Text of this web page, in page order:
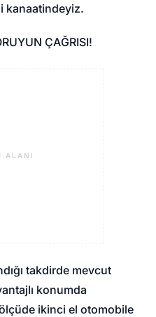
kanaatindeyiz.
ÇAĞRISI!
ALANI
takdirde mevcut
konumda
ikinci el otomobile